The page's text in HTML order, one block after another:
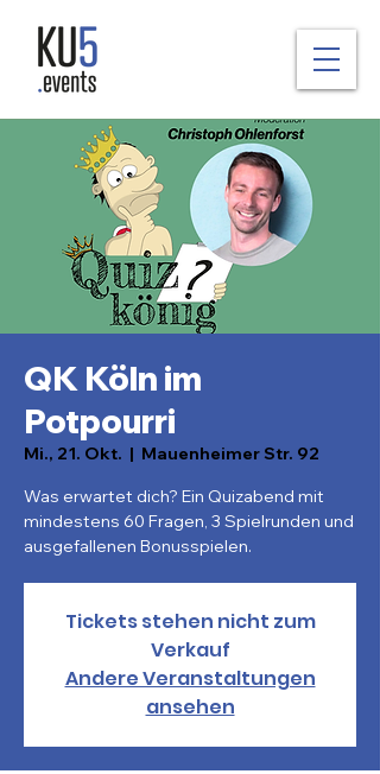
QK Köln im
Potpourri
Mi., 21. Okt.
  |
Mauenheimer Str. 92
Was erwartet dich? Ein Quizabend mit
mindestens 60 Fragen, 3 Spielrunden und
ausgefallenen Bonusspielen.
Tickets stehen nicht zum
Verkauf
Andere Veranstaltungen
ansehen